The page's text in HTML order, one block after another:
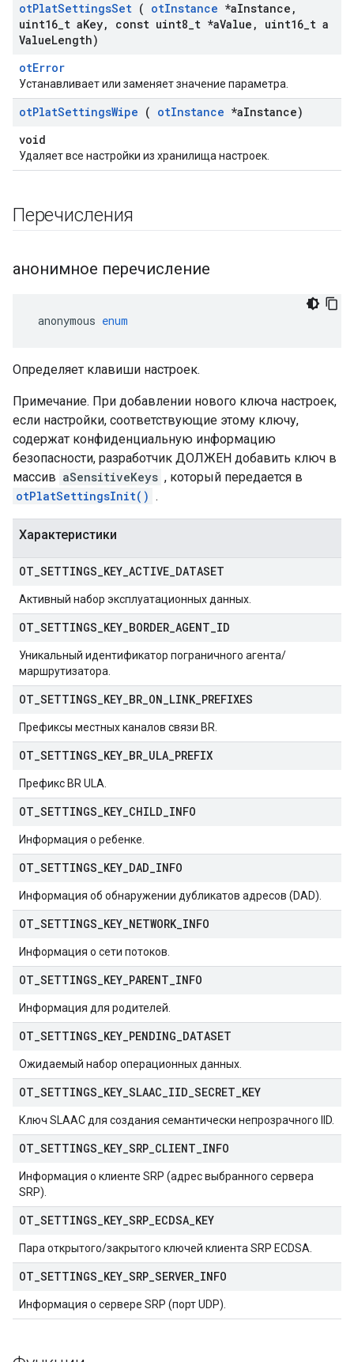
otPlatSettingsSet ( otInstance *aInstance ,
uint16 t aKey, const uint8 t *aValue , uint16 t a
ValueLength)
otError
Устанавливает или заменяет значение параметра.
otPlatSettingsWipe ( otInstance *aInstance)
void
Удаляет все настройки из хранилища настроек.
Перечисления
анонимное перечисление
anonymous enum
Определяет клавиши настроек.
Примечание. При добавлении нового ключа настроек,
если настройки, соответствующие этому ключу,
содержат конфиденциальную информацию
безопасности, разработчик ДОЛЖЕН добавить ключ в
массив aSensitiveKeys , который передается в
otPlatSettingsInit() .
Характеристики
OT SETTINGS KEY ACTIVE DATASET
Активный набор эксплуатационных данных.
OT SETTINGS KEY BORDER AGENT ID
Уникальный идентификатор пограничного агента/
маршрутизатора.
OT SETTINGS KEY BR ON LINK_ PREFIXES
Префиксы местных каналов связи BR.
OT SETTINGS KEY BR ULA PREFIX
Префикс BR ULA.
OT SETTINGS KEY CHILD INFO
Информация о ребенке.
OT SETTINGS KEY DAD INFO
Информация об обнаружении дубликатов адресов (DAD).
OT SETTINGS KEY NETWORK_ INFO
Информация о сети потоков.
OT SETTINGS KEY PARENT INFO
Информация для родителей.
OT SETTINGS KEY PENDING DATASET
Ожидаемый набор операционных данных.
OT SETTINGS KEY SLAAC IID SECRET KEY
Ключ SLAAC для создания семантически непрозрачного IID.
OT SETTINGS KEY SRP CLIENT INFO
Информация о клиенте SRP (адрес выбранного сервера
SRP).
OT SETTINGS KEY SRP ECDSA KEY
Пара открытого/закрытого ключей клиента SRP ECDSA.
OT SETTINGS KEY SRP SERVER INFO
Информация о сервере SRP (порт UDP).